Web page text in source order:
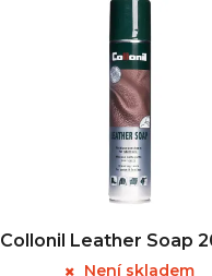
Collonil Leather Soap
Není skladem